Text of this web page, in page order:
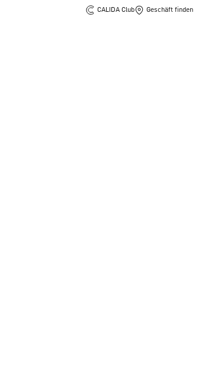
CALIDA Club Geschäft finden